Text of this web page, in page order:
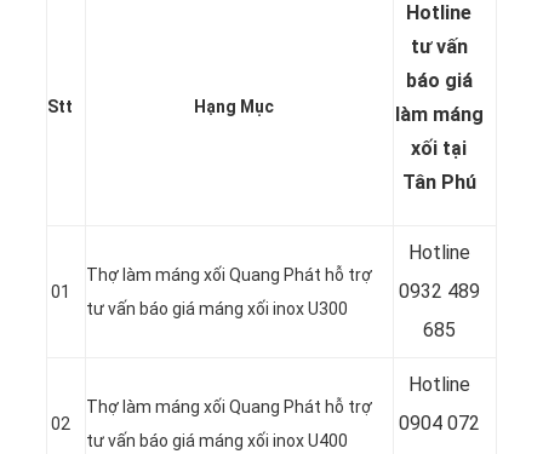
Stt Hạng Mục
Hotline
tư vấn
báo giá
làm máng
xối tại
Tân Phú
01
Thợ làm máng xối Quang Phát hỗ trợ
tư vấn báo giá máng xối inox U300
Hotline
0932 489
685
02
Thợ làm máng xối Quang Phát hỗ trợ
tư vấn báo giá máng xối inox U400
Hotline
0904 072